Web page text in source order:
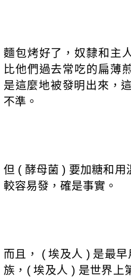
麵包烤好了，奴隸和主
比他們過去常吃的扁薄
是這麼地被發明出來，
不準。
但 ( 酵母菌 ) 要加糖和用
較容易發，確是事實。
而且， (埃及人 ) 是最早
族， (埃及人 ) 是世界上